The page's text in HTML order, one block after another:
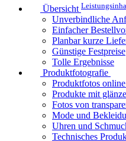
Übersicht
Unverbindliche
Einfacher
Planbar kurze
Günstige Festpreise
Tolle Ergebnisse
Produktfotografie
Produktfotos
Produkte mit
Fotos von
Mode und
Uhren und
Technisches